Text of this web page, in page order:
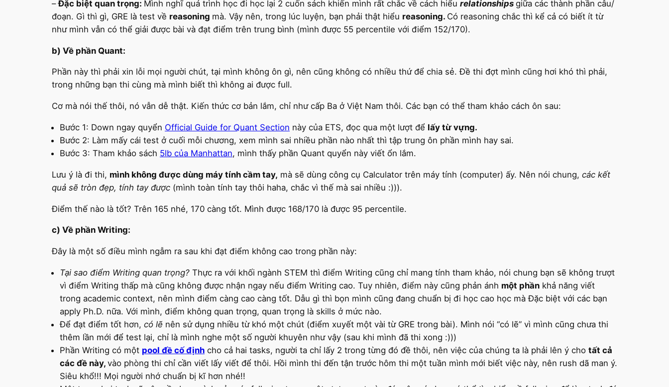
–Đặc biệt quan trọng: Mình nghĩ quá trình học đi học lại 2 cuốn sách khiến mình rất chắc về cách hiểu relationships giữa các thành phần câu/
đoạn. Gì thì gì, GRE là test về reasoning mà. Vậy nên, trong lúc luyện, bạn phải thật hiểu reasoning. Có reasoning chắc thì kể cả có biết ít từ
như mình vẫn có thể giải được bài và đạt điểm trên trung bình (mình được 55 percentile với điểm 152/170).
b) Về phần Quant:
Phần này thì phải xin lỗi mọi người chút, tại mình không ôn gì, nên cũng không có nhiều thứ để chia sẻ. Đề thi đợt mình cũng hơi khó thì phải,
trong những bạn thi cùng mà mình biết thì không ai được full.
Cơ mà nói thế thôi, nó vẫn dễ thật. Kiến thức cơ bản lắm, chỉ như cấp Ba ở Việt Nam thôi. Các bạn có thể tham khảo cách ôn sau:
Bước 1: Down ngay quyển Official Guide for Quant Section này của ETS, đọc qua một lượt để lấy từ vựng.
Bước 2: Làm mấy cái test ở cuối mỗi chương, xem mình sai nhiều phần nào nhất thì tập trung ôn phần mình hay sai.
Bước 3: Tham khảo sách 5lb của Manhattan, mình thấy phần Quant quyển này viết ổn lắm.
Lưu ý là đi thi, mình không được dùng máy tính cầm tay, mà sẽ dùng công cụ Calculator trên máy tính (computer) ấy. Nên nói chung, các kết
quả sẽ tròn đẹp, tính tay được (mình toàn tính tay thôi haha, chắc vì thế mà sai nhiều :))).
Điểm thế nào là tốt? Trên 165 nhé, 170 càng tốt. Mình được 168/170 là được 95 percentile.
c) Về phần Writing:
Đây là một số điều mình ngẫm ra sau khi đạt điểm không cao trong phần này:
Tại sao điểm Writing quan trọng? Thực ra với khối ngành STEM thì điểm Writing cũng chỉ mang tính tham khảo, nói chung bạn sẽ không trượt
vì điểm Writing thấp mà cũng không được nhận ngay nếu điểm Writing cao. Tuy nhiên, điểm này cũng phản ánh một phần khả năng viết
trong academic context, nên mình điểm càng cao càng tốt. Dẫu gì thì bọn mình cũng đang chuẩn bị đi học cao học mà Đặc biệt với các bạn
apply Ph.D. nữa. Với mình, điểm không quan trọng, quan trọng là skills ở mức nào.
Để đạt điểm tốt hơn, có lẽ nên sử dụng nhiều từ khó một chút (điểm xuyết một vài từ GRE trong bài). Mình nói “có lẽ” vì mình cũng chưa thi
thêm lần mới để test lại, chỉ là mình nghe một số người khuyên như vậy (sau khi mình đã thi xong :)))
Phần Writing có một pool đề cố định cho cả hai tasks, người ta chỉ lấy 2 trong từng đó đề thôi, nên việc của chúng ta là phải lên ý cho tất cả
các đề này, vào phòng thi chỉ cần viết lấy viết để thôi. Hồi mình thi đến tận trước hôm thi một tuần mình mới biết việc này, nên rush dã man ý.
Siêu khổ!!! Mọi người nhớ chuẩn bị kĩ hơn nhé!!